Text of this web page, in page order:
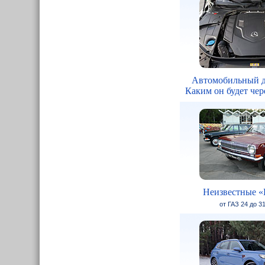
Автомобильный
Каким он будет
Неизвестные
от ГАЗ 24 до